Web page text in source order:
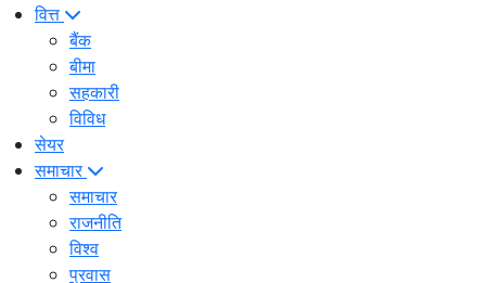
वित्त
बैंक
बीमा
सहकारी
विविध
सेयर
समाचार
समाचार
राजनीति
विश्व
प्रवास